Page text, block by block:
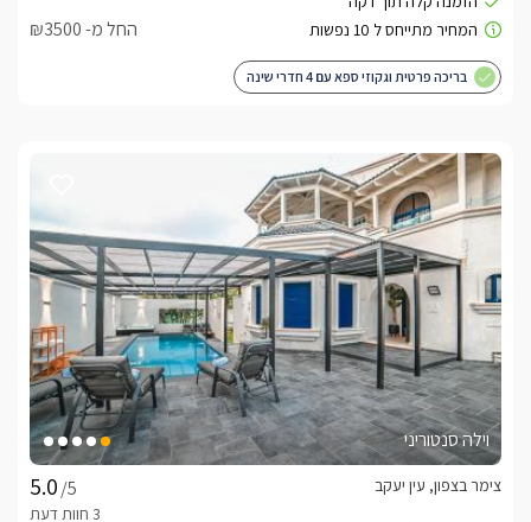
החל מ- ₪3500
בריכה פרטית וגקוזי ספא עם 4 חדרי שינה
וילה סנטוריני
/5
צימר בצפון, עין יעקב